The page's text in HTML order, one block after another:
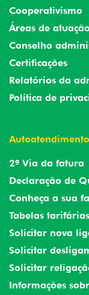
Cooperativismo
Áreas de
Conselho
Certificações
Relatórios da
Política de
Autoatendimento
2º Via da fatura
Declaração de
Conheça a sua
Tabelas tarifárias
Solicitar nova
Solicitar
Solicitar
Informações